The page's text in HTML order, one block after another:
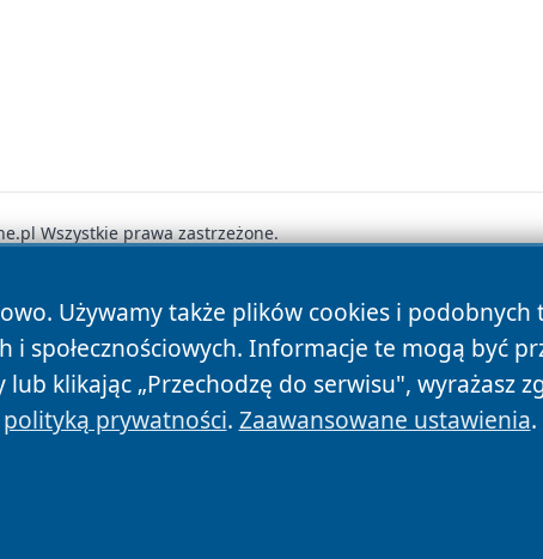
Używamy także plików cookies i
społecznościowych. Informacje te mogą być
klikając „Przechodzę do serwisu", wyrażasz
polityką prywatności. Zaawansowane ustawienia.
Wszystkie prawa zastrzeżone.
Polityka Cookies